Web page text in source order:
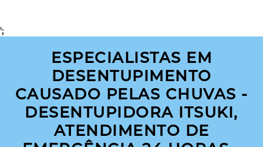
';
ESPECIALISTAS EM
DESENTUPIMENTO
CAUSADO PELAS CHUVAS -
DESENTUPIDORA ITSUKI,
ATENDIMENTO DE